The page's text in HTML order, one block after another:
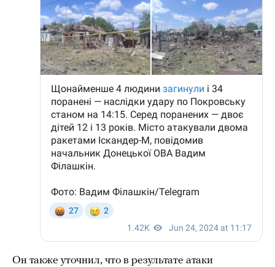
Он также уточнил, что в результате атаки